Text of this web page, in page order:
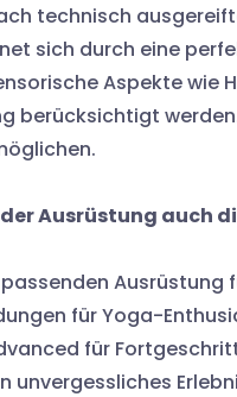
technisch
sich durch eine
Aspekte wie
berücksichtigt
Ausrüstung auch
Ausrüstung
für Yoga-
für
unvergessliches